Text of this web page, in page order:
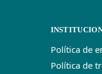
Política de
Política de